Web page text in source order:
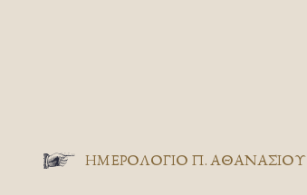
ΗΜΕΡΟΛΟΓΙΟ Π. ΑΘΑΝΑΣΙΟΥ